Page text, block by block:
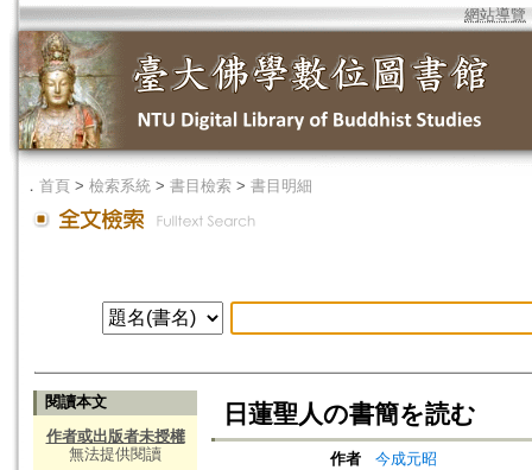
網站導覽
． 首頁 > 檢索系統 > 書目檢索 > 書目明細
閱讀本文
作者或出版者未授權
無法提供閱讀
日蓮聖人の書簡を読む
作者
今成元昭